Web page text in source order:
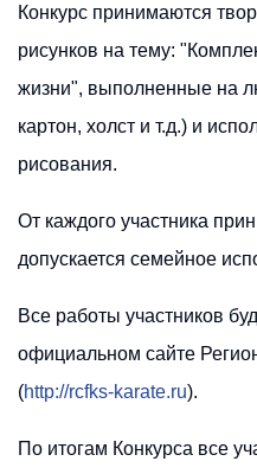
Конкурс принимаются
рисунков на тему:
жизни", выполненные на
картон, холст и т.д.) и
рисования.
От каждого участника
допускается семейное
Все работы участников
официальном сайте
(http://rcfks-karate.ru).
По итогам Конкурса все